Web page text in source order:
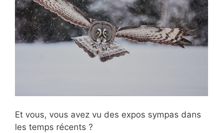
Et vous, vous avez vu des expos sympas dans
les temps récents ?